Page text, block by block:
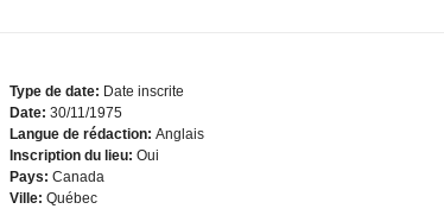
Type de date: Date inscrite
Date: 30/11/1975
Langue de rédaction: Anglais
Inscription du lieu: Oui
Pays: Canada
Ville: Québec